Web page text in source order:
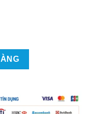
Santafe 600L Tại